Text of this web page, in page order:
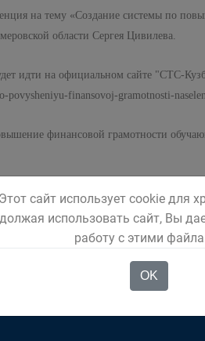
на тему «Создание системы по
области Сергея Цивилева.
идти на официальном сайте "СТС-
povysheniyu-finansovoj-gramotnosti-
финансовой грамотности
Этот сайт использует cookie для
использовать сайт, Вы
работу с этими
OK